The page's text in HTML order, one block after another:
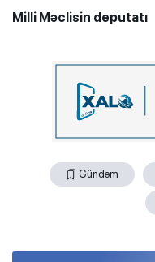
Milli Məclisin deputatı
Gündəm